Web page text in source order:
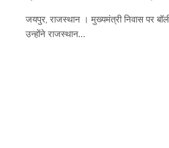
जयपुर, राजस्थान । मुख्यमंत्री निवास पर
उन्होंने राजस्थान…